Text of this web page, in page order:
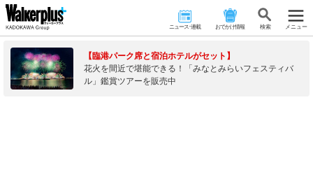
ニュース･連載 おでかけ情報 検 索 メニュー
【臨港パーク席と宿泊ホテルがセット】
花火を間近で堪能できる！「みなとみらいフェスティバ
ル」鑑賞ツアーを販売中